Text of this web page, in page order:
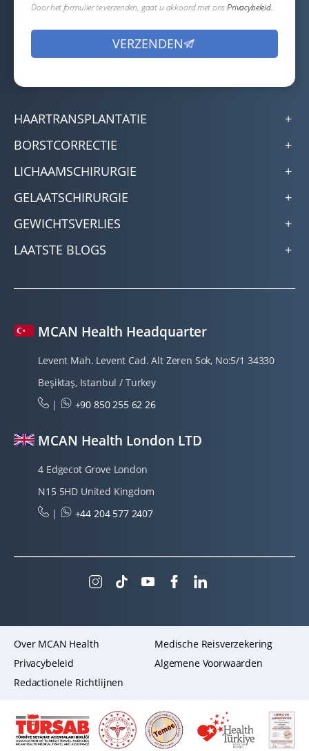
Door het formulier te verzenden, gaat u akkoord met onsPrivacybeleid.
HAARTRANSPLANTATIE
BORSTCORRECTIE
LICHAAMSCHIRURGIE
GELAATSCHIRURGIE
GEWICHTSVERLIES
LAATSTE BLOGS
MCAN Health Headquarter
Levent Mah. Levent Cad. Alt Zeren Sok, No:5/1 34330
Beşiktaş, Istanbul / Turkey
|
+90 850 255 62 26
MCAN Health London LTD
4 Edgecot Grove London
N15 5HD United Kingdom
|
+44 204 577 2407
Over MCAN Health
Medische Reisverzekering
Privacybeleid
Algemene Voorwaarden
Redactionele Richtlijnen